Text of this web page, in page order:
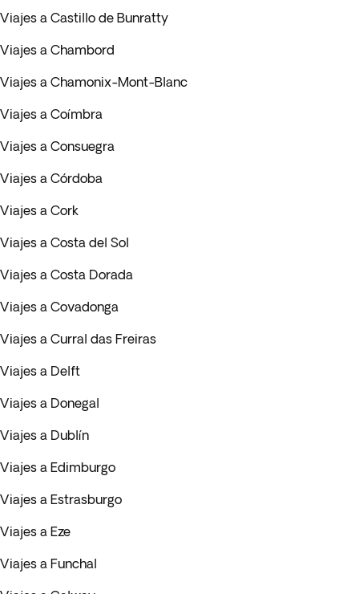
Viajes a Castillo de Bunratty
Viajes a Chambord
Viajes a Chamonix-Mont-Blanc
Viajes a Coímbra
Viajes a Consuegra
Viajes a Córdoba
Viajes a Cork
Viajes a Costa del Sol
Viajes a Costa Dorada
Viajes a Covadonga
Viajes a Curral das Freiras
Viajes a Delft
Viajes a Donegal
Viajes a Dublín
Viajes a Edimburgo
Viajes a Estrasburgo
Viajes a Eze
Viajes a Funchal